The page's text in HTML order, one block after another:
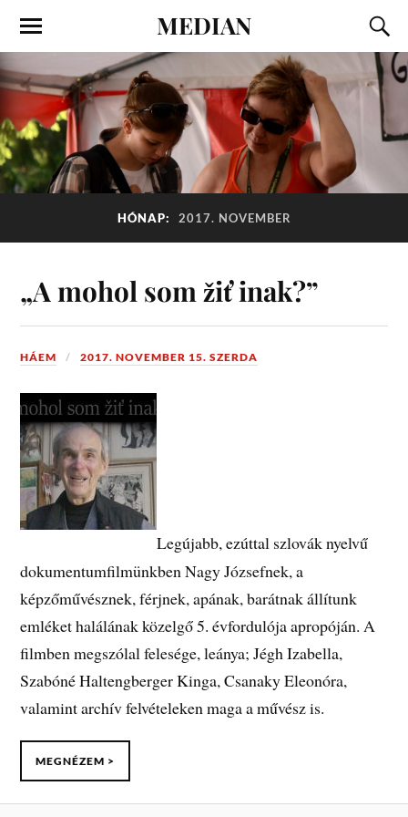
MEDIAN
HÓNAP: 2017. NOVEMBER
„A mohol som žiť inak?”
HÁEM 2017. NOVEMBER 15. SZERDA
Legújabb, ezúttal szlovák nyelvű
dokumentumfilmünkben Nagy Józsefnek, a
képzőművésznek, férjnek, apának, barátnak állítunk
emléket halálának közelgő 5. évfordulója apropóján. A
filmben megszólal felesége, leánya; Jégh Izabella,
Szabóné Haltengberger Kinga, Csanaky Eleonóra,
valamint archív felvételeken maga a művész is.
MEGNÉZEM >